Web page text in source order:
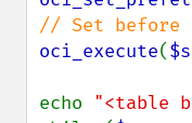
oci_execute(
echo "<table